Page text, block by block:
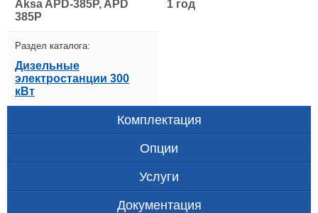
Aksa APD-385P, APD
385P
1 год
Раздел каталога:
Дизельные
электростанции 300
кВт
Комплектация
Опции
Услуги
Документация